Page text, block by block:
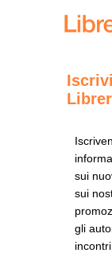
sui
sui
gli